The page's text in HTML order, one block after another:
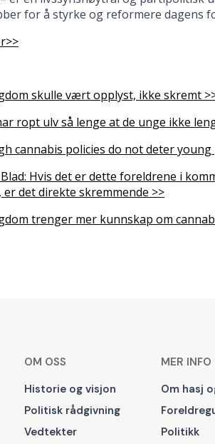
for å styrke og reformere dagens
skulle vært opplyst, ikke skremt
ropt ulv så lenge at de unge ikke
cannabis policies do not deter
Hvis det er dette foreldrene i
det direkte skremmende >>
trenger mer kunnskap om
OM OSS
Historie og visjon
Politisk rådgivning
Vedtekter
MER INFO
Om hasj
Politikk